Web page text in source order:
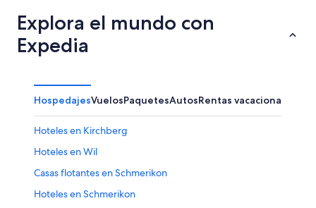
Explora el mundo con
Expedia
HospedajesVuelosPaquetesAutosRentas vacacionales
Hoteles en Kirchberg
Hoteles en Wil
Casas flotantes en Schmerikon
Hoteles en Schmerikon